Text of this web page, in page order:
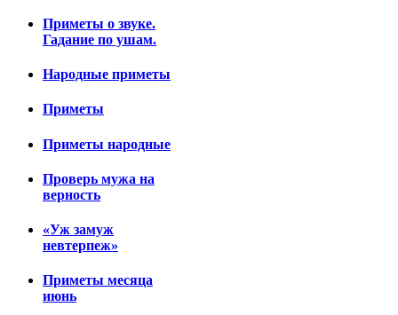
Приметы о звуке.
Гадание по ушам.
Народные приметы
Приметы
Приметы народные
Проверь мужа на
верность
«Уж замуж
невтерпеж»
Приметы месяца
июнь